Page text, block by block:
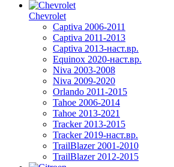
Chevrolet
Captiva 2006-2011
Captiva 2011-2013
Captiva 2013-наст.вр.
Equinox 2020-наст.вр.
Niva 2003-2008
Niva 2009-2020
Orlando 2011-2015
Tahoe 2006-2014
Tahoe 2013-2021
Tracker 2013-2015
Tracker 2019-наст.вр.
TrailBlazer 2001-2010
TrailBlazer 2012-2015